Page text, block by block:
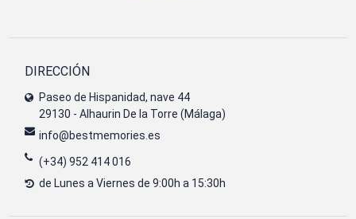
DIRECCIÓN
Paseo de Hispanidad, nave 44
29130 - Alhaurin De la Torre (Málaga)
info@bestmemories.es
(+34) 952 414 016
de Lunes a Viernes de 9:00h a 15:30h